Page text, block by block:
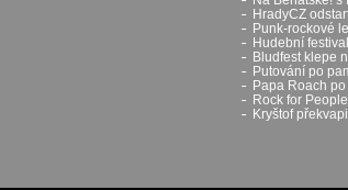
HradyCZ
Punk-rockové
Hudební
Bludfest klepe
Putování po
Papa Roach
Rock for
Kryštof